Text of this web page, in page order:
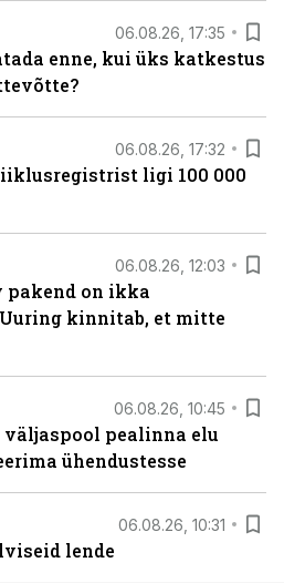
06.08.26, 17:35
enne, kui üks katkestus
06.08.26, 17:32
ligi 100 000
06.08.26, 12:03
pakend on ikka
kinnitab, et mitte
06.08.26, 10:45
väljaspool pealinna elu
ühendustesse
06.08.26, 10:31
lende